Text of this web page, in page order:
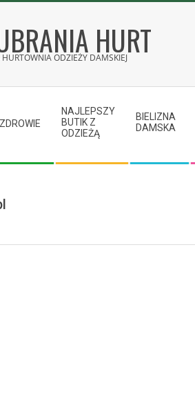
HURT
ODZIEŻY DAMSKIEJ
ZDROWIE
NAJLEPSZY
BUTIK Z
ODZIEŻĄ
BIELIZNA
DAMSKA